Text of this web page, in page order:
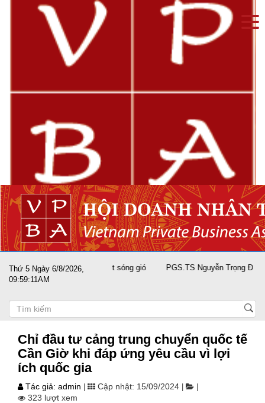
Thứ 5 Ngày 6/8/2026,
09:59:11AM
cùng doanh nghiệp vượt sóng gió PGS.TS Nguyễn Trọng Điều tái
Chỉ đầu tư cảng trung chuyển quốc tế
Cần Giờ khi đáp ứng yêu cầu vì lợi
ích quốc gia
Tác giả: admin Cập nhật: 15/09/2024
323 lượt xem